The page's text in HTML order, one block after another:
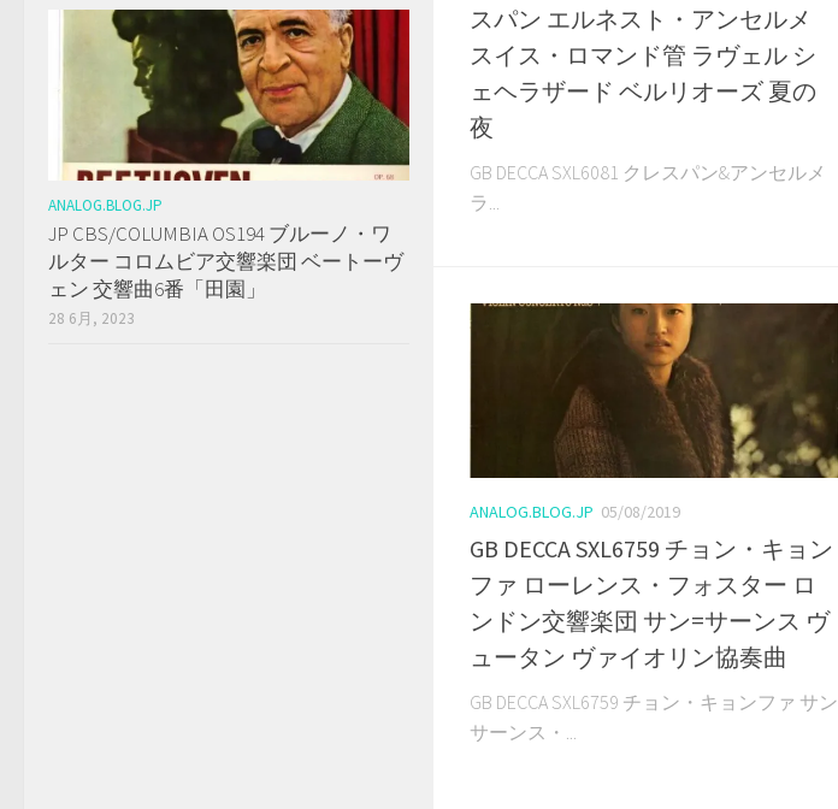
スパン エルネスト・アンセルメ
スイス・ロマンド管 ラヴェル シ
ェヘラザード ベルリオーズ 夏の
夜
GB DECCA SXL6081 クレスパン&アンセルメ
ラ...
ANALOG.BLOG.JP 05/08/2019
GB DECCA SXL6759 チョン・キョン
ファ ローレンス・フォスター ロ
ンドン交響楽団 サン=サーンス ヴ
ュータン ヴァイオリン協奏曲
GB DECCA SXL6759 チョン・キョンファ サン
サーンス・...
ANALOG.BLOG.JP
JP CBS/COLUMBIA OS194 ブルーノ・ワ
ルター コロムビア交響楽団 ベートーヴ
ェン 交響曲6番「田園」
28 6月, 2023